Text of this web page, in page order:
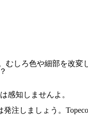
しろ色や細部を改変
感知しませんよ。
しましょう。